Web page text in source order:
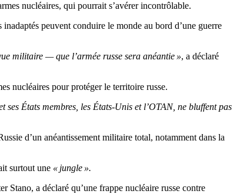
nucléaires, qui pourrait s’avérer incontrôlable.
peuvent conduire le monde au bord d’une guerre
militaire — que l’armée russe sera anéantie », a déclaré
nucléaires pour protéger le territoire russe.
États membres, les États-Unis et l’OTAN, ne bluffent pas
d’un anéantissement militaire total, notamment dans la
surtout une « jungle ».
Stano, a déclaré qu’une frappe nucléaire russe contre